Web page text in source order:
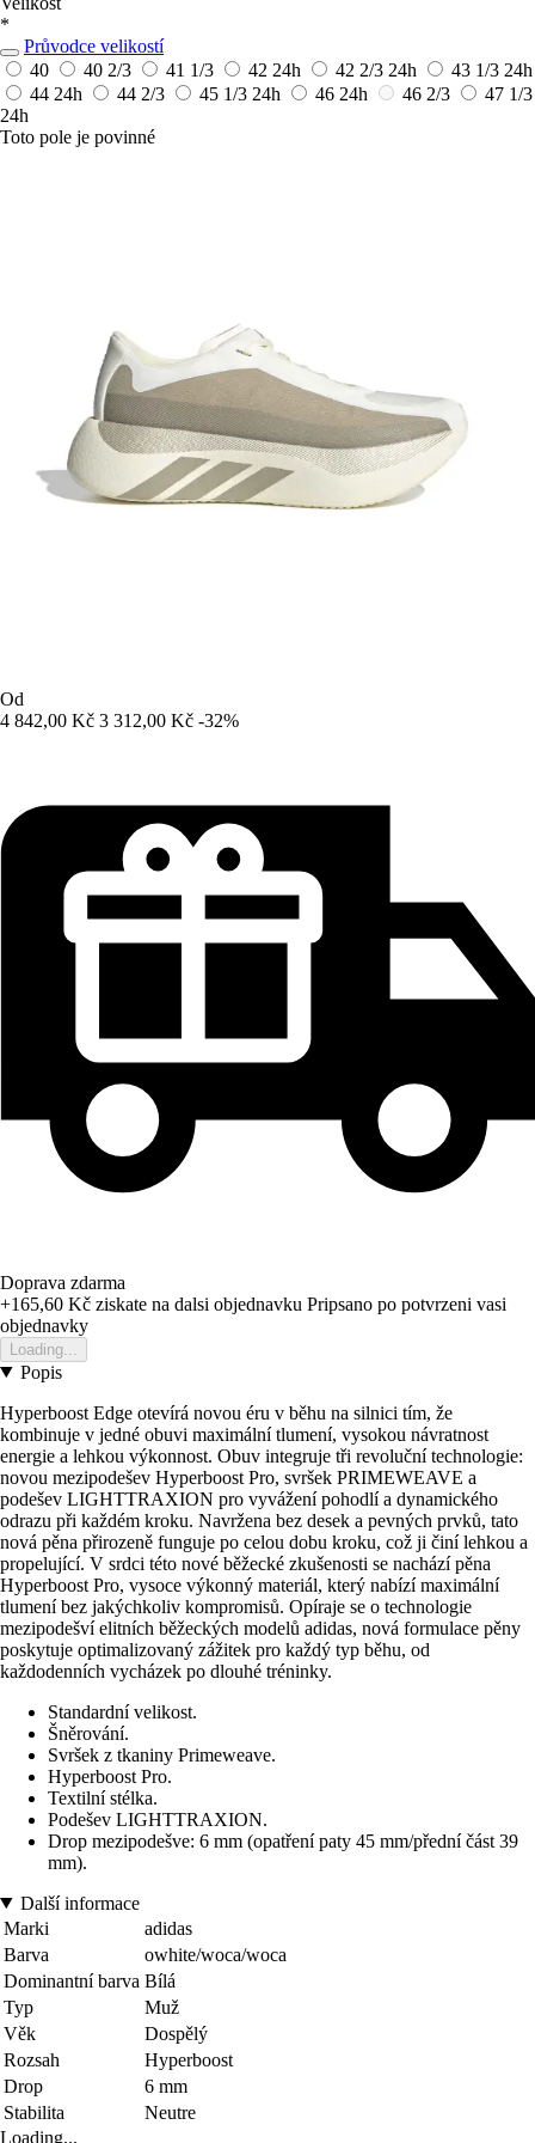
*
Průvodce velikostí
40
40 2/3 41 1/3 42 24h 42 2/3 24h 43 1/3 24h
44 24h 44 2/3 45 1/3 24h 46 24h 46 2/3
47 1/3
24h
Toto pole je povinné
Od
4 842,00 Kč 3 312,00 Kč -32%
Doprava zdarma
+165,60 Kč ziskate na dalsi objednavku Pripsano po potvrzeni vasi
objednavky
Loading...
Popis
Hyperboost Edge otevírá novou éru v běhu na silnici tím, že
kombinuje v jedné obuvi maximální tlumení, vysokou návratnost
energie a lehkou výkonnost. Obuv integruje tři revoluční technologie:
novou mezipodešev Hyperboost Pro, svršek PRIMEWEAVE a
podešev LIGHTTRAXION pro vyvážení pohodlí a dynamického
odrazu při každém kroku. Navržena bez desek a pevných prvků, tato
nová pěna přirozeně funguje po celou dobu kroku, což ji činí lehkou a
propelující. V srdci této nové běžecké zkušenosti se nachází pěna
Hyperboost Pro, vysoce výkonný materiál, který nabízí maximální
tlumení bez jakýchkoliv kompromisů. Opíraje se o technologie
mezipodešví elitních běžeckých modelů adidas, nová formulace pěny
poskytuje optimalizovaný zážitek pro každý typ běhu, od
každodenních vycházek po dlouhé tréninky.
Standardní velikost.
Šněrování.
Svršek z tkaniny Primeweave.
Hyperboost Pro.
Textilní stélka.
Podešev LIGHTTRAXION.
Drop mezipodešve: 6 mm (opatření paty 45 mm/přední část 39
mm).
Další informace
Marki
adidas
Barva
owhite/woca/woca
Dominantní barva Bílá
Typ
Muž
Věk
Dospělý
Rozsah
Hyperboost
Drop
6 mm
Stabilita
Neutre
Loading...